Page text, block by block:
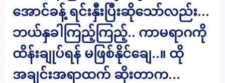
အောင်ခန့် ရင်းနှီးပြီးဆိုသော်လည်း…
ဘယ်နှခါကြည့်ကြည့်.. ကာမရာဂကို
ထိန်းချုပ်ရန် မဖြစ်နိုင်ချေ..။ ထို
အချင်းအရာထက် ဆိုးတာက…